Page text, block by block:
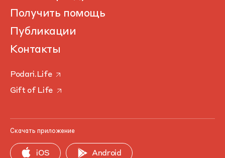
Получить помощь
Публикации
Контакты
Podari.Life
Gift of Life
Скачать приложение
iOS Android